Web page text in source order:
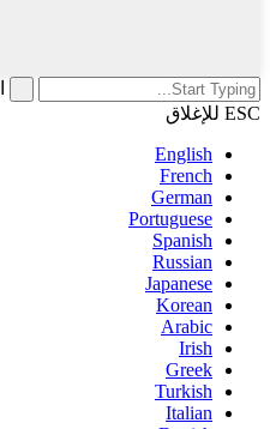
ESC للإغلاق
English
French
German
Portuguese
Spanish
Russian
Japanese
Korean
Arabic
Irish
Greek
Turkish
Italian